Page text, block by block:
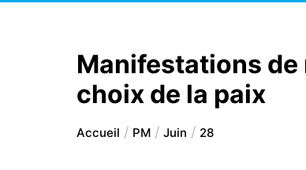
Manifestations de
choix de la paix
Accueil PM Juin 28